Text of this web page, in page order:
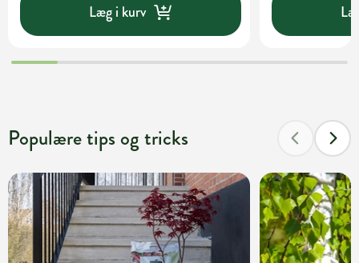
Læg i kurv
Populære tips og tricks